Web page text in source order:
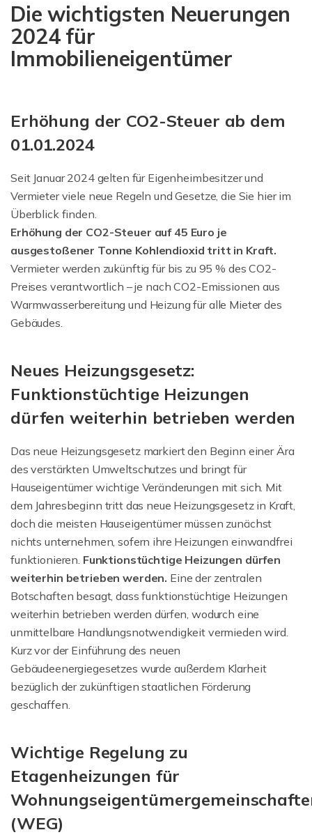
Die wichtigsten Neuerungen
2024 für
Immobilieneigentümer
Erhöhung der CO2-Steuer ab dem
01.01.2024
Seit Januar 2024 gelten für Eigenheimbesitzer und
Vermieter viele neue Regeln und Gesetze, die Sie hier im
Überblick finden.
Erhöhung der CO2-Steuer auf 45 Euro je
ausgestoßener Tonne Kohlendioxid tritt in Kraft.
Vermieter werden zukünftig für bis zu 95 % des CO2-
Preises verantwortlich – je nach CO2-Emissionen aus
Warmwasserbereitung und Heizung für alle Mieter des
Gebäudes.
Neues Heizungsgesetz:
Funktionstüchtige Heizungen
dürfen weiterhin betrieben werden
Das neue Heizungsgesetz markiert den Beginn einer Ära
des verstärkten Umweltschutzes und bringt für
Hauseigentümer wichtige Veränderungen mit sich. Mit
dem Jahresbeginn tritt das neue Heizungsgesetz in Kraft,
doch die meisten Hauseigentümer müssen zunächst
nichts unternehmen, sofern ihre Heizungen einwandfrei
funktionieren. Funktionstüchtige Heizungen dürfen
weiterhin betrieben werden. Eine der zentralen
Botschaften besagt, dass funktionstüchtige Heizungen
weiterhin betrieben werden dürfen, wodurch eine
unmittelbare Handlungsnotwendigkeit vermieden wird.
Kurz vor der Einführung des neuen
Gebäudeenergiegesetzes wurde außerdem Klarheit
bezüglich der zukünftigen staatlichen Förderung
geschaffen.
Wichtige Regelung zu
Etagenheizungen für
(WEG)